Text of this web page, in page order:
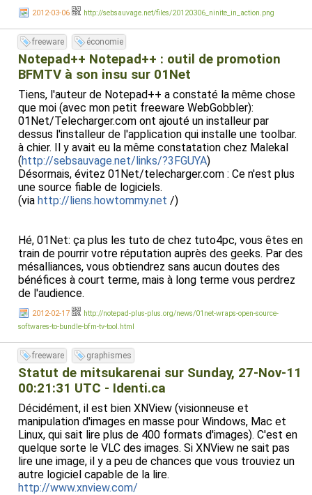
2012-03-06 http://sebsauvage.net/files/20120306_ninite_in_action.png
freeware économie
Notepad++ Notepad++ : outil de promotion
BFMTV à son insu sur 01Net
Tiens, l'auteur de Notepad++ a constaté la même chose
que moi (avec mon petit freeware WebGobbler):
01Net/Telecharger.com ont ajouté un installeur par
dessus l'installeur de l'application qui installe une toolbar.
à chier. Il y avait eu la même constatation chez Malekal
(http://sebsauvage.net/links/?3FGUYA)
Désormais, évitez 01Net/telecharger.com : Ce n'est plus
une source fiable de logiciels.
(via http://liens.howtommy.net /)
Hé, 01Net: ça plus les tuto de chez tuto4pc, vous êtes en
train de pourrir votre réputation auprès des geeks. Par des
mésalliances, vous obtiendrez sans aucun doutes des
bénéfices à court terme, mais à long terme vous perdrez
de l'audience.
2012-02-17
http://notepad-plus-plus.org/news/01net-wraps-open-source-
softwares-to-bundle-bfm-tv-tool.html
freeware graphismes
Statut de mitsukarenai sur Sunday, 27-Nov-11
00:21:31 UTC - Identi.ca
Décidément, il est bien XNView (visionneuse et
manipulation d'images en masse pour Windows, Mac et
Linux, qui sait lire plus de 400 formats d'images). C'est en
quelque sorte le VLC des images. Si XNView ne sait pas
lire une image, il y a peu de chances que vous trouviez un
autre logiciel capable de la lire.
http://www.xnview.com/